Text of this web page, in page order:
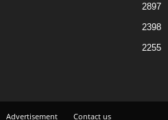
2897
2398
2255
Advertisement Contact us